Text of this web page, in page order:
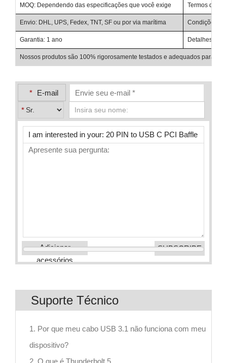
MOQ: Dependendo das especificações que você exige Termos de
Envio: DHL, UPS, Fedex, TNT, SF ou por via marítima Condições de
Garantia: 1 ano Detalhes de
Nossos produtos são 100% rigorosamente testados e adequados para
* E-mail
*
Adicionar
acessórios
Suporte Técnico
1. Por que meu cabo USB 3.1 não funciona com meu
dispositivo?
2. O que é Thunderbolt 5